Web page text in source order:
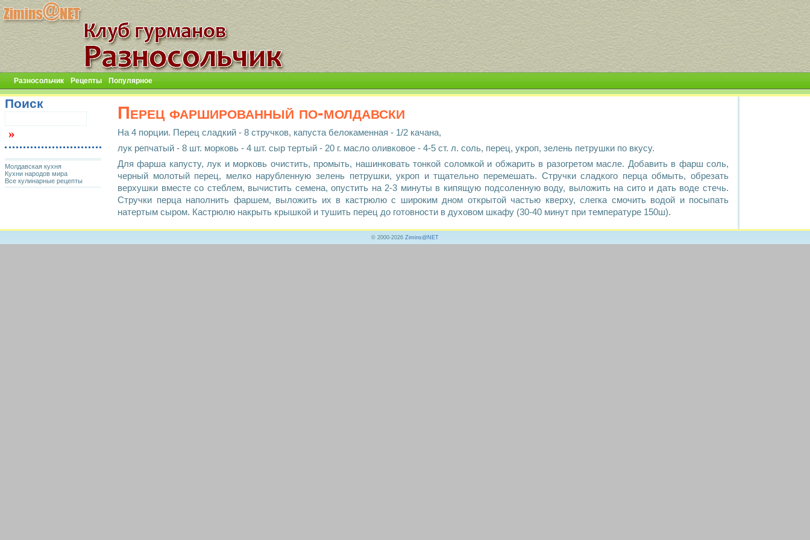
Разносольчик Рецепты Популярное
Перец фаршированный по-молдавски
На 4 порции. Перец сладкий - 8 стручков, капуста белокаменная - 1/2 качана,
лук репчатый - 8 шт. морковь - 4 шт. сыр тертый - 20 г. масло оливковое - 4-5 ст. л. соль, перец, укроп, зелень петрушки по вкусу.
Для фарша капусту, лук и морковь очистить, промыть, нашинковать тонкой соломкой и обжарить в разогретом масле. Добавить в фарш соль,
черный молотый перец, мелко нарубленную зелень петрушки, укроп и тщательно перемешать. Стручки сладкого перца обмыть, обрезать
верхушки вместе со стеблем, вычистить семена, опустить на 2-3 минуты в кипящую подсоленную воду, выложить на сито и дать воде стечь.
Стручки перца наполнить фаршем, выложить их в кастрюлю с широким дном открытой частью кверху, слегка смочить водой и посыпать
натертым сыром. Кастрюлю накрыть крышкой и тушить перец до готовности в духовом шкафу (30-40 минут при температуре 150ш).
Поиск
Молдавская кухня
Кухни народов мира
Все кулинарные рецепты
© 2000-2026 Zimins@NET